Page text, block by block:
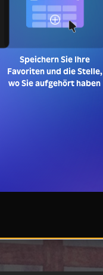
Speichern Sie Ihre
Favoriten und die Stelle,
wo Sie aufgehört haben